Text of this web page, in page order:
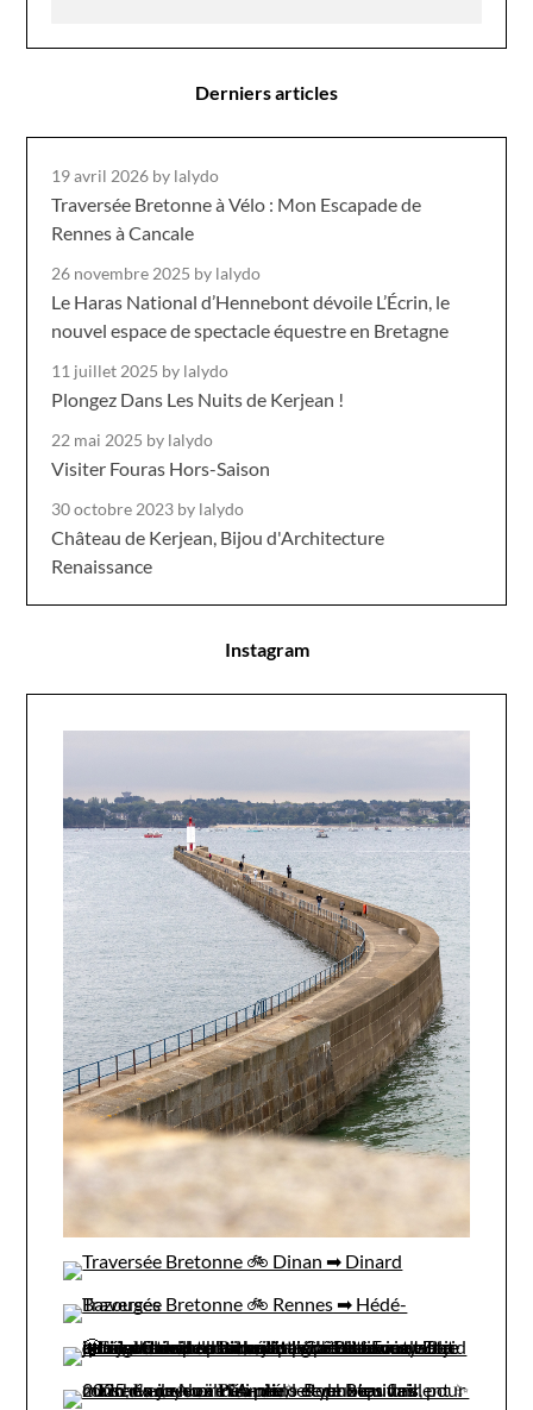
Derniers articles
19 avril 2026 by lalydo
Traversée Bretonne à Vélo : Mon Escapade de
Rennes à Cancale
26 novembre 2025 by lalydo
Le Haras National d’Hennebont dévoile L’Écrin, le
nouvel espace de spectacle équestre en Bretagne
11 juillet 2025 by lalydo
Plongez Dans Les Nuits de Kerjean !
22 mai 2025 by lalydo
Visiter Fouras Hors-Saison
30 octobre 2023 by lalydo
Château de Kerjean, Bijou d'Architecture
Renaissance
Instagram